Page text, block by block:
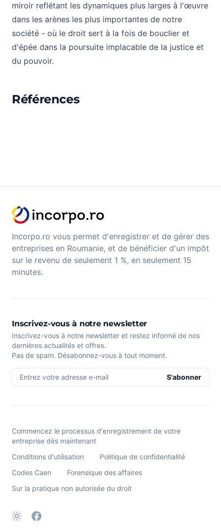
miroir reflétant les dynamiques plus larges à l'œuvre
dans les arènes les plus importantes de notre
société - où le droit sert à la fois de bouclier et
d'épée dans la poursuite implacable de la justice et
du pouvoir.
Références
Incorpo.ro vous permet d'enregistrer et de gérer des
entreprises en Roumanie, et de bénéficier d'un impôt
sur le revenu de seulement 1 %, en seulement 15
minutes.
Inscrivez-vous à notre newsletter
Inscrivez-vous à notre newsletter et restez informé de nos
dernières actualités et offres.
Pas de spam. Désabonnez-vous à tout moment.
Entrez votre adresse e-mail S'abonner
Commencez le processus d'enregistrement de votre
entreprise dès maintenant
Conditions d'utilisation
Politique de confidentialité
Codes Caen
Forensique des affaires
Sur la pratique non autorisée du droit